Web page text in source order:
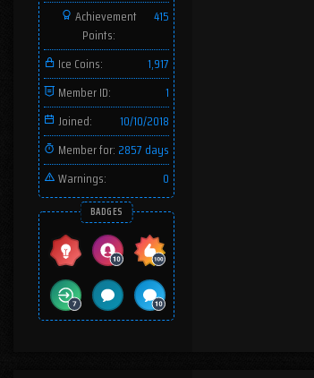
Achievement
Points:
415
Ice Coins:
1,917
Member ID:
1
Joined:
10/10/2018
Member for: 2857 days
Warnings:
0
BADGES